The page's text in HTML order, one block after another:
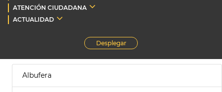
ATENCIÓN CIUDADANA
ACTUALIDAD
Desplegar
Albufera